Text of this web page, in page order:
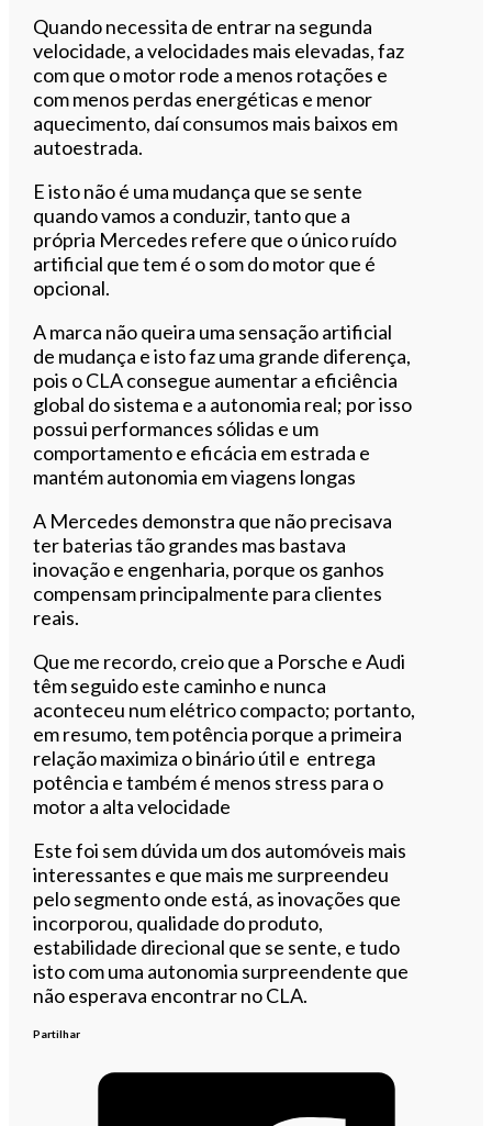
Quando necessita de entrar na segunda
velocidade, a velocidades mais elevadas, faz
com que o motor rode a menos rotações e
com menos perdas energéticas e menor
aquecimento, daí consumos mais baixos em
autoestrada.
E isto não é uma mudança que se sente
quando vamos a conduzir, tanto que a
própria Mercedes refere que o único ruído
artificial que tem é o som do motor que é
opcional.
A marca não queira uma sensação artificial
de mudança e isto faz uma grande diferença,
pois o CLA consegue aumentar a eficiência
global do sistema e a autonomia real; por isso
possui performances sólidas e um
comportamento e eficácia em estrada e
mantém autonomia em viagens longas
A Mercedes demonstra que não precisava
ter baterias tão grandes mas bastava
inovação e engenharia, porque os ganhos
compensam principalmente para clientes
reais.
Que me recordo, creio que a Porsche e Audi
têm seguido este caminho e nunca
aconteceu num elétrico compacto; portanto,
em resumo, tem potência porque a primeira
relação maximiza o binário útil e entrega
potência e também é menos stress para o
motor a alta velocidade
Este foi sem dúvida um dos automóveis mais
interessantes e que mais me surpreendeu
pelo segmento onde está, as inovações que
incorporou, qualidade do produto,
estabilidade direcional que se sente, e tudo
isto com uma autonomia surpreendente que
não esperava encontrar no CLA.
Partilhar